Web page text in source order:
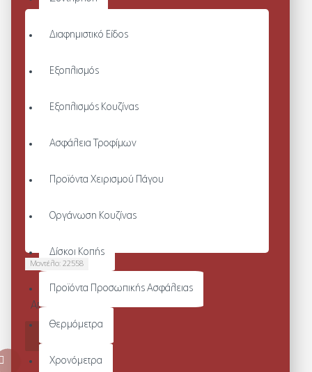
Διαφημιστικό Είδος
Εξοπλισμός
Εξοπλισμός Κουζίνας
Ασφάλεια Τροφίμων
Προϊόντα Χειρισμού Πάγου
Οργάνωση Κουζίνας
Δίσκοι Κοπής
Προϊόντα Προσωπικής Ασφάλειας
Θερμόμετρα
Χρονόμετρα
Μοντέλο: 22558
TOBY II
Από 96,72€